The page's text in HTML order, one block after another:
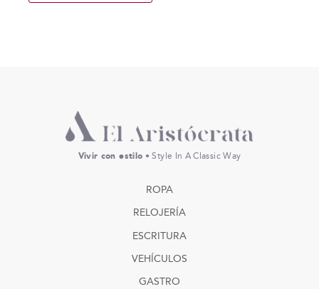
Vivir con estilo • Style In A Classic Way
ROPA
RELOJERÍA
ESCRITURA
VEHÍCULOS
GASTRO